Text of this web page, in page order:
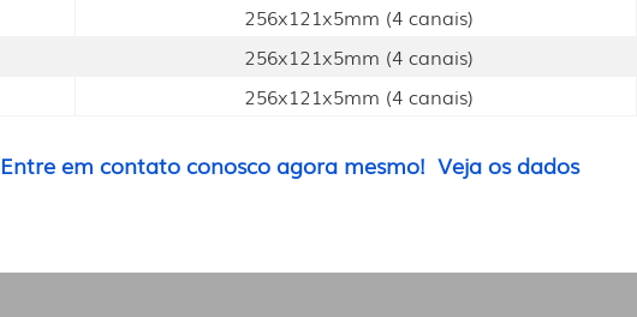
256x121x5mm (4 canais)
256x121x5mm (4 canais)
256x121x5mm (4 canais)
Entre em contato conosco agora mesmo! Veja os dados